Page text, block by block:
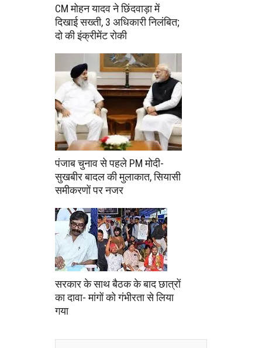
CM मोहन यादव ने छिंदवाड़ा में
दिखाई सख्ती, 3 अधिकारी निलंबित;
दो की इंक्रीमेंट रोकी
पंजाब चुनाव से पहले PM मोदी-
सुखबीर बादल की मुलाकात, सियासी
समीकरणों पर नजर
सरकार के साथ बैठक के बाद छात्रों
का दावा- मांगों को गंभीरता से लिया
गया